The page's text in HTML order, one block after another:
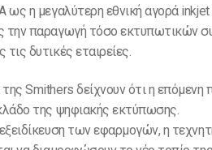
ως η μεγαλύτερη εθνική αγορά
την παραγωγή τόσο εκτυπωτικών
δυτικές εταιρείες.
Smithers δείχνουν ότι η
της ψηφιακής εκτύπωσης.
των εφαρμογών, η